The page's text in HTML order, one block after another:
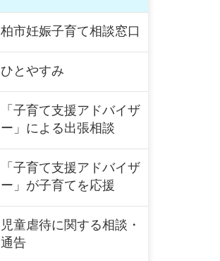
柏市妊娠子育て相談窓口
ひとやすみ
「子育て支援アドバイザ
ー」による出張相談
「子育て支援アドバイザ
ー」が子育てを応援
児童虐待に関する相談・
通告